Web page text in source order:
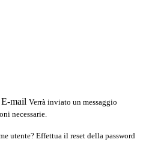
E-mail Verrà inviato un messaggio
necessarie.
utente? Effettua il reset della password